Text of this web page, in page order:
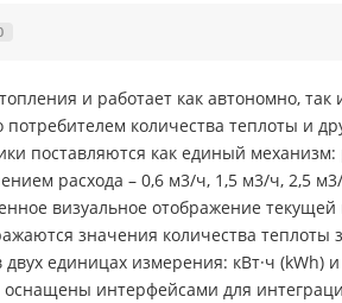
и работает как автономно,
количества теплоты и
поставляются как единый
расхода – 0,6 м3/ч, 1,5 м3/ч, 2,5
визуальное отображение
значения количества теплоты
единицах измерения: кВт·ч (kWh)
оснащены интерфейсами для